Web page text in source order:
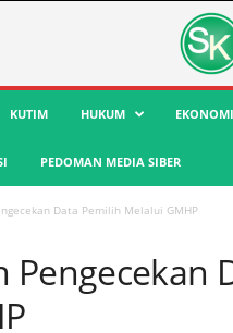
KUTIM HUKUM EKONOMI
PEDOMAN MEDIA SIBER
Data Pemilih Melalui GMHP
Pengecekan